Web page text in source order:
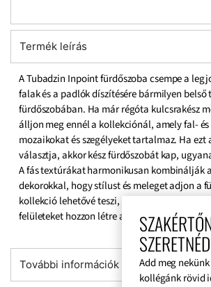
Termék leírás
A Tubadzin Inpoint fürdőszoba csempe a
falak és a padlók díszítésére bármilyen belső
fürdőszobában. Ha már régóta kulcsrakész
álljon meg ennél a kollekciónál, amely fal-
mozaikokat és szegélyeket tartalmaz. Ha ezt
választja, akkor kész fürdőszobát kap,
A fás textúrákat harmonikusan kombinálják
dekorokkal, hogy stílust és meleget adjon a
kollekció lehetővé teszi, hogy lenyűgözően
felületeket hozzon létre az elkövetkező
További információk
Add meg
kollégánk rövid